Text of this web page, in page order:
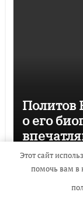
Политов
о его
Этот сайт
помочь вам в